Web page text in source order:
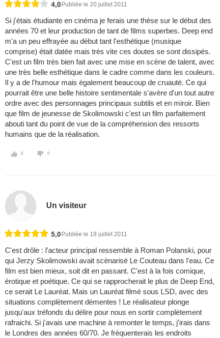
4,0 Publiée le 20 juillet 2011
Si j'étais étudiante en cinéma je ferais une thèse sur le début des
années 70 et leur production de tant de films superbes. Deep end
m'a un peu effrayée au début tant l'esthétique (musique
comprise) était datée mais très vite ces doutes se sont dissipés.
C'est un film très bien fait avec une mise en scène de talent, avec
une très belle esthétique dans le cadre comme dans les couleurs.
Il y a de l'humour mais également beaucoup de cruauté. Ce qui
pourrait être une belle histoire sentimentale s'avère d'un tout autre
ordre avec des personnages principaux subtils et en miroir. Bien
que film de jeunesse de Skolimowski c'est un film parfaitement
abouti tant du point de vue de la compréhension des ressorts
humains que de la réalisation.
0 0
Un visiteur
5,0 Publiée le 19 juillet 2011
C'est drôle : l'acteur principal ressemble à Roman Polanski, pour
qui Jerzy Skolimowski avait scénarisé Le Couteau dans l'eau. Ce
film est bien mieux, soit dit en passant. C'est à la fois comique,
érotique et poétique. Ce qui se rapprocherait le plus de Deep End,
ce serait Le Lauréat. Mais un Lauréat filmé sous LSD, avec des
situations complètement démentes ! Le réalisateur plonge
jusqu'aux tréfonds du délire pour nous en sortir complètement
rafraichi. Si j'avais une machine à remonter le temps, j'irais dans
le Londres des années 60/70. Je fréquenterais les endroits